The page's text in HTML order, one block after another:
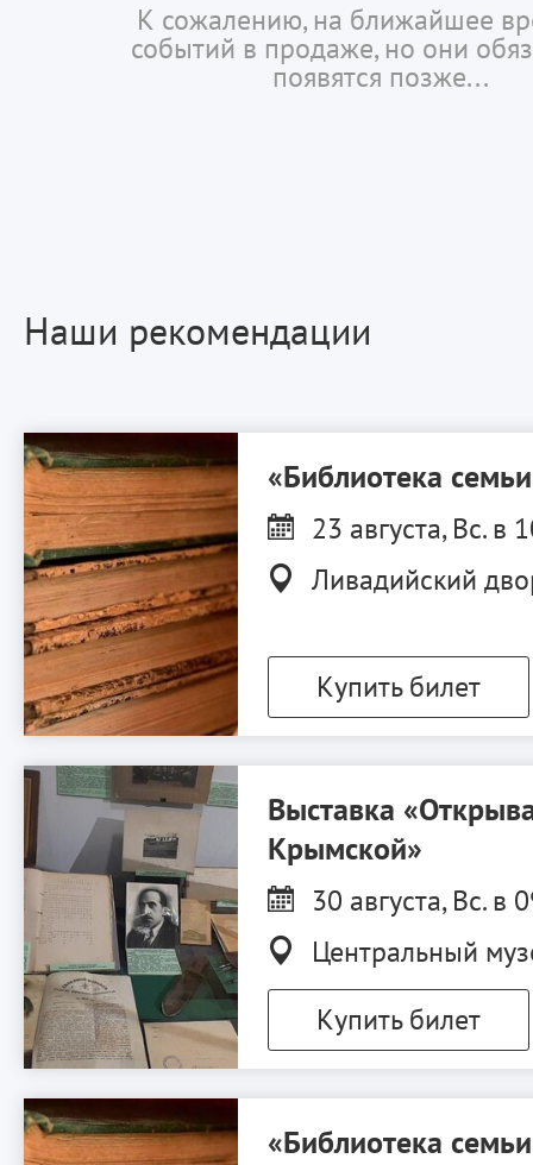
К сожалению, на ближайшее
событий в продаже, но они
появятся позже...
Наши рекомендации
«Библиотека
23 августа, Вс. в
Ливадийский
Купить билет
Выставка
Крымской»
30 августа, Вс. в
Центральный
Купить билет
«Библиотека